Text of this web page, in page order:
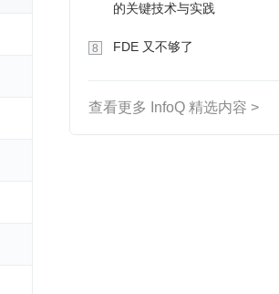
的关键技术与实践
8 FDE 又不够了
查看更多 InfoQ 精选内容 >